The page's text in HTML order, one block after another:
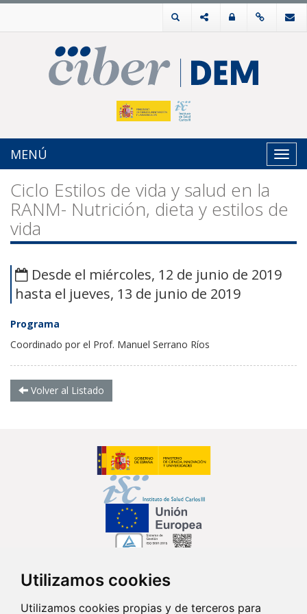
Utilizamos cookies
Utilizamos cookies propias y de terceros para
MENÚ
Ciclo Estilos de vida y salud en la
RANM- Nutrición, dieta y estilos de
vida
Desde el miércoles, 12 de junio de 2019
hasta el jueves, 13 de junio de 2019
Programa
Coordinado por el Prof. Manuel Serrano Ríos
Volver al Listado
Síguenos en...